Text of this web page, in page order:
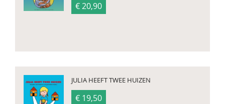
€ 20,90
JULIA HEEFT TWEE HUIZEN
€ 19,50